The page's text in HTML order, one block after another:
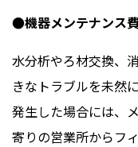
●機器メンテナンス
水分析やろ材交換、
きなトラブルを未然
発生した場合には、
寄りの営業所からフ